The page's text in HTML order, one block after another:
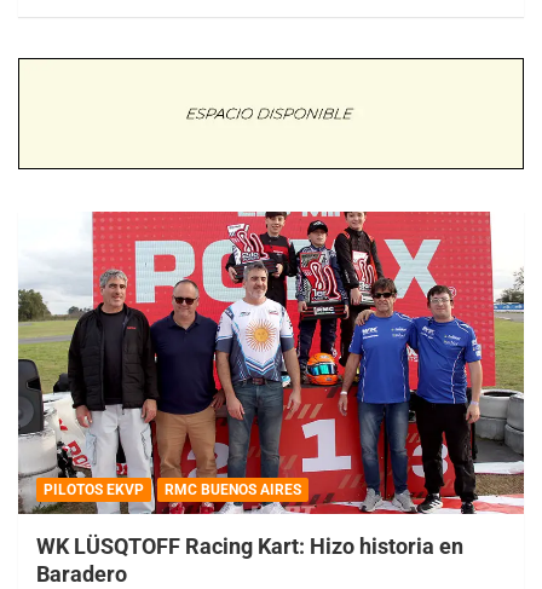
PILOTOS EKVP RMC BUENOS AIRES
WK LÜSQTOFF Racing Kart: Hizo historia en
Baradero